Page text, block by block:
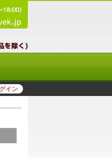
イン